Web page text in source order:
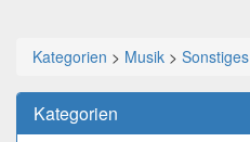
Kategorien > Musik > Sonstiges
Kategorien